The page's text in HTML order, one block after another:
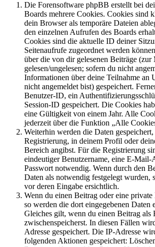
Die Forensoftware phpBB erstellt bei
Boards mehrere Cookies. Cookies sind
dein Browser als temporäre Dateien
den einzelnen Aufrufen des Boards
Cookies sind die aktuelle ID deiner
Seitenaufrufe zugeordnet werden
über die von dir gelesenen Beiträge (zur
gelesen/ungelesen; sofern du nicht
Informationen über deine Teilnahme an
nicht angemeldet bist) gespeichert.
Benutzer-ID, ein
Session-ID gespeichert. Die Cookies
eine Gültigkeit von einem Jahr. Alle
jederzeit über die Funktion „Alle
Weiterhin werden die Daten
Registrierung, in deinem Profil oder
Bereich angibst. Für die Registrierung
eindeutiger Benutzername, eine E-Mail-
Passwort notwendig. Wenn durch den
Daten als notwendig festgelegt wurden,
vor deren Eingabe ersichtlich.
Wenn du einen Beitrag oder eine private
so werden die dort eingegebenen Daten
Gleiches gilt, wenn du einen Beitrag als
zwischenspeicherst. In diesen Fällen
Adresse gespeichert. Die IP-Adresse
folgenden Aktionen gespeichert: